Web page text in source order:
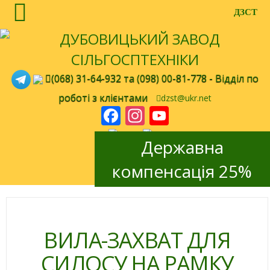
(068) 31-64-932 та(098) 00-81-778 - Відділ по
роботі з клієнтами
dzst@ukr.net
Facebook
Instagram
Channel
Державна
компенсація 25%
ВИЛА-ЗАХВАТ ДЛЯ
СИЛОСУ НА РАМКУ
ДЗСТ